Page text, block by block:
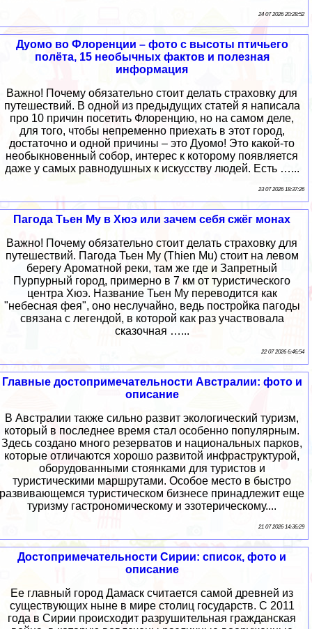
24 07 2026 20:28:52
Дуомо во Флоренции – фото с высоты птичьего
полёта, 15 необычных фактов и полезная
информация
Важно! Почему обязательно стоит делать страховку для
путешествий. В одной из предыдущих статей я написала
про 10 причин посетить Флоренцию, но на самом деле,
для того, чтобы непременно приехать в этот город,
достаточно и одной причины – это Дуомо! Это какой-то
необыкновенный собор, интерес к которому появляется
даже у самых равнодушных к искусству людей. Есть …...
23 07 2026 18:37:26
Пагода Тьен Му в Хюэ или зачем себя сжёг монах
Важно! Почему обязательно стоит делать страховку для
путешествий. Пагода Тьен Му (Thien Mu) стоит на левом
берегу Ароматной реки, там же где и Запретный
Пурпурный город, примерно в 7 км от туристического
центра Хюэ. Название Тьен Му переводится как
"небесная фея", оно неслучайно, ведь постройка пагоды
связана с легендой, в которой как раз участвовала
сказочная …...
22 07 2026 6:46:54
Главные достопримечательности Австралии: фото и
описание
В Австралии также сильно развит экологический туризм,
который в последнее время стал особенно популярным.
Здесь создано много резерватов и национальных парков,
которые отличаются хорошо развитой инфраструктурой,
оборудованными стоянками для туристов и
туристическими маршрутами. Особое место в быстро
развивающемся туристическом бизнесе принадлежит еще
туризму гастрономическому и эзотерическому....
21 07 2026 14:36:29
Достопримечательности Сирии: список, фото и
описание
Ее главный город Дамаск считается самой древней из
существующих ныне в мире столиц государств. С 2011
года в Сирии происходит разрушительная гражданская